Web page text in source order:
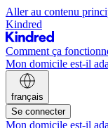
Aller au contenu
Kindred
Comment ça
Mon domicile est-il
français
Se connecter
Mon domicile est-il